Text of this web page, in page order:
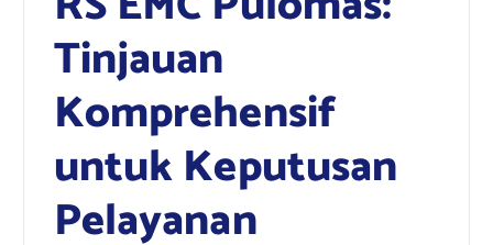
Tinjauan
Komprehensif
untuk Keputusan
Pelayanan